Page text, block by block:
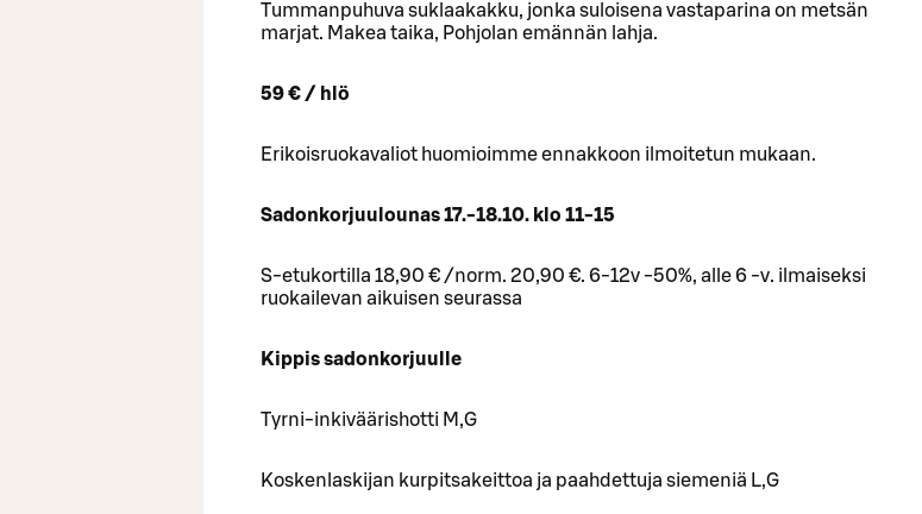
Tummanpuhuva suklaakakku, jonka suloisena vastaparina on metsän
marjat. Makea taika, Pohjolan emännän lahja.
59 € / hlö
Erikoisruokavaliot huomioimme ennakkoon ilmoitetun mukaan.
Sadonkorjuulounas 17.-18.10. klo 11-15
S-etukortilla 18,90 € /norm. 20,90 €. 6-12v -50%, alle 6 -v. ilmaiseksi
ruokailevan aikuisen seurassa
Kippis sadonkorjuulle
Tyrni-inkiväärishotti M,G
Koskenlaskijan kurpitsakeittoa ja paahdettuja siemeniä L,G